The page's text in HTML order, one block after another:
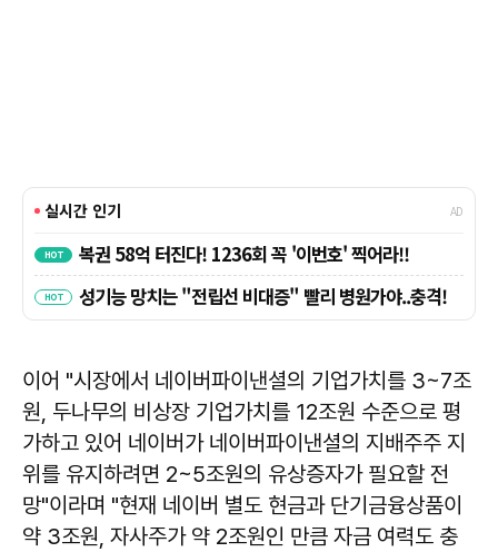
이어 "시장에서 네이버파이낸셜의 기업가치를 3~7조
원, 두나무의 비상장 기업가치를 12조원 수준으로 평
가하고 있어 네이버가 네이버파이낸셜의 지배주주 지
위를 유지하려면 2~5조원의 유상증자가 필요할 전
망"이라며 "현재 네이버 별도 현금과 단기금융상품이
약 3조원, 자사주가 약 2조원인 만큼 자금 여력도 충